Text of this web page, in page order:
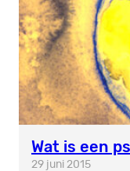
Wat is een
29 juni 2015